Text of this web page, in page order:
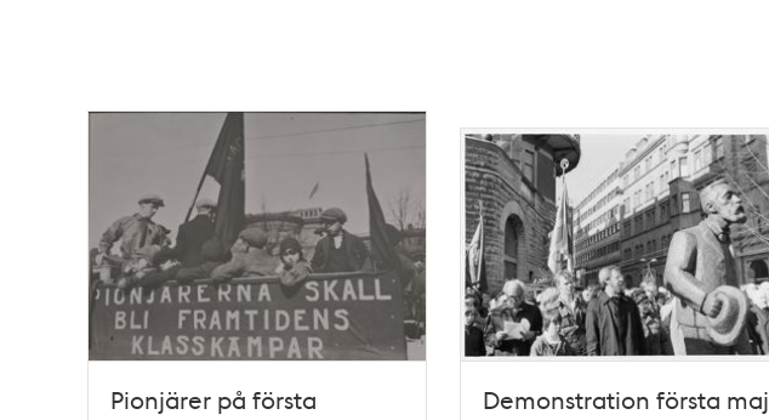
Pionjärer på första
Demonstration första maj